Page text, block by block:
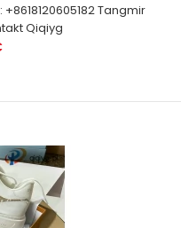
Tangmir
Qiqiyg